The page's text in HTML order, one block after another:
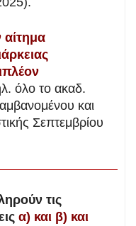
όλο το ακαδ.
και
Σεπτεμβρίου
τις
α) και β) και